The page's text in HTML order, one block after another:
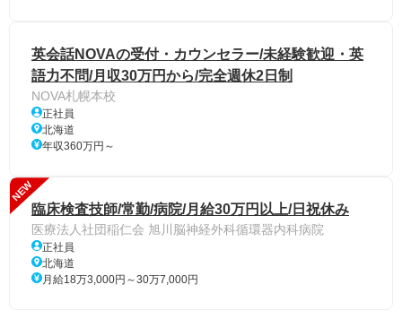
英会話NOVAの受付・カウンセラー/未経験歓迎・英
語力不問/月収30万円から/完全週休2日制
NOVA札幌本校
正社員
北海道
年収360万円～
NEW
臨床検査技師/常勤/病院/月給30万円以上/日祝休み
医療法人社団稲仁会 旭川脳神経外科循環器内科病院
正社員
北海道
月給18万3,000円～30万7,000円